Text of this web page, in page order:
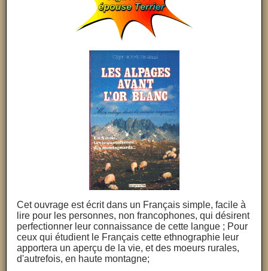
Cet ouvrage est écrit dans un Français simple, facile à
lire pour les personnes, non francophones, qui désirent
perfectionner leur connaissance de cette langue ; Pour
ceux qui étudient le Français cette ethnographie leur
apportera un aperçu de la vie, et des moeurs rurales,
d'autrefois, en haute montagne;